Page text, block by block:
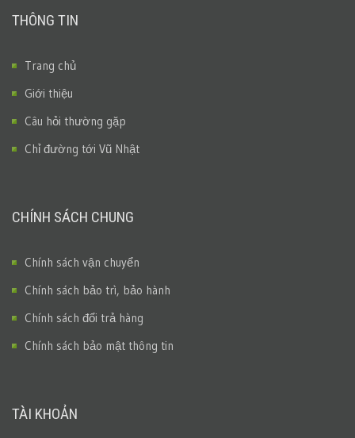
THÔNG TIN
Trang chủ
Giới thiệu
Câu hỏi thường gặp
Chỉ đường tới Vũ Nhật
CHÍNH SÁCH CHUNG
Chính sách vận chuyển
Chính sách bảo trì, bảo hành
Chính sách đổi trả hàng
Chính sách bảo mật thông tin
TÀI KHOẢN